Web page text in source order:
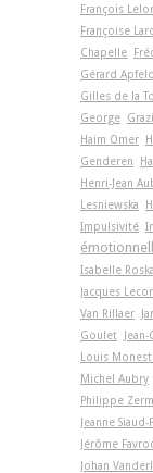
François
Françoise
Chapelle
Gérard
Gilles de la
George
Haim Omer
Genderen
Henri-Jean
Lesniewska
Impulsivité
Isabelle
Jacques
Van Rillaer
Goulet
Louis
Michel Aubry
Philippe
Jeanne Siaud-
Jérôme
Johan